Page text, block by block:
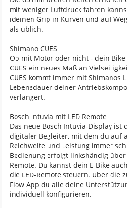
mit weniger Luftdruck fahren
ideinen Grip in Kurven und auf
als üblich.
Shimano CUES
Ob mit Motor oder nicht - dein
CUES ein neues Maß an
CUES kommt immer mit Shimanos
Lebensdauer deiner
verlängert.
Bosch Intuvia mit LED Remote
Das neue Bosch Intuvia-Display ist
digitaler Begleiter, mit dem du auf
Reichweite und Leistung immer
Bedienung erfolgt linkshändig
Remote. Du kannst dein E-Bike
die LED-Remote steuern. Über die
Flow App du alle deine
individuell konfigurieren.